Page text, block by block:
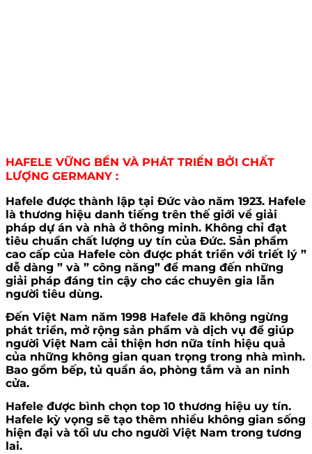
HAFELE VỮNG BỀN VÀ PHÁT TRIỂN BỞI CHẤT
LƯỢNG GERMANY :
Hafele được thành lập tại Đức vào năm 1923. Hafele
là thương hiệu danh tiếng trên thế giới về giải
pháp dự án và nhà ở thông minh. Không chỉ đạt
tiêu chuẩn chất lượng uy tín của Đức. Sản phẩm
cao cấp của Hafele còn được phát triển với triết lý ”
dễ dàng ” và ” công năng” để mang đến những
giải pháp đáng tin cậy cho các chuyên gia lẫn
người tiêu dùng.
Đến Việt Nam năm 1998 Hafele đã không ngừng
phát triển, mở rộng sản phẩm và dịch vụ để giúp
người Việt Nam cải thiện hơn nữa tính hiệu quả
của những không gian quan trọng trong nhà mình.
Bao gồm bếp, tủ quần áo, phòng tắm và an ninh
cửa.
Hafele được bình chọn top 10 thương hiệu uy tín.
Hafele kỳ vọng sẽ tạo thêm nhiều không gian sống
hiện đại và tối ưu cho người Việt Nam trong tương
lai.